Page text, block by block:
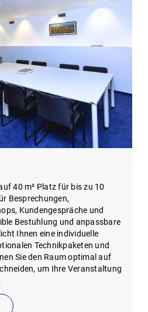
40 m² Platz für bis zu 10
Besprechungen,
Kundengespräche und
Bestuhlung und anpassbare
Ihnen eine individuelle
Technikpaketen und
Sie den Raum optimal auf
um Ihre Veranstaltung